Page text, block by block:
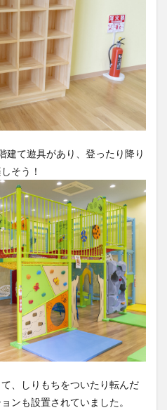
建て遊具があり、登ったり降り
そう！
、しりもちをついたり転んだ
ンも設置されていました。